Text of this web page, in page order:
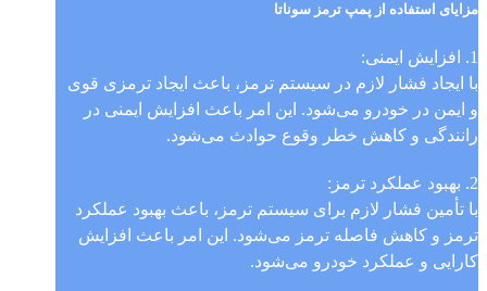
مزایای استفاده از پمپ ترمز سوناتا
1. افزایش ایمنی:
با ایجاد فشار لازم در سیستم ترمز، باعث ایجاد ترمزی قوی
و ایمن در خودرو می‌شود. این امر باعث افزایش ایمنی در
رانندگی و کاهش خطر وقوع حوادث می‌شود.
2. بهبود عملکرد ترمز:
با تأمین فشار لازم برای سیستم ترمز، باعث بهبود عملکرد
ترمز و کاهش فاصله ترمز می‌شود. این امر باعث افزایش
کارایی و عملکرد خودرو می‌شود.